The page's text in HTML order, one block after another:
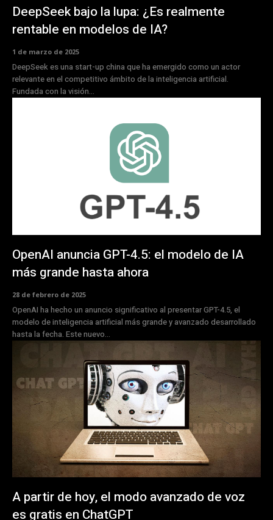
DeepSeek bajo la lupa: ¿Es realmente
rentable en modelos de IA?
1 de marzo de 2025
DeepSeek es una start-up china que ha emergido como un actor
relevante en el competitivo ámbito de la inteligencia artificial.
Fundada con la visión...
OpenAI anuncia GPT-4.5: el modelo de IA
más grande hasta ahora
28 de febrero de 2025
OpenAI ha hecho un anuncio significativo al presentar GPT-4.5, el
modelo de inteligencia artificial más grande y avanzado desarrollado
hasta la fecha. Este nuevo...
A partir de hoy, el modo avanzado de voz
es gratis en ChatGPT